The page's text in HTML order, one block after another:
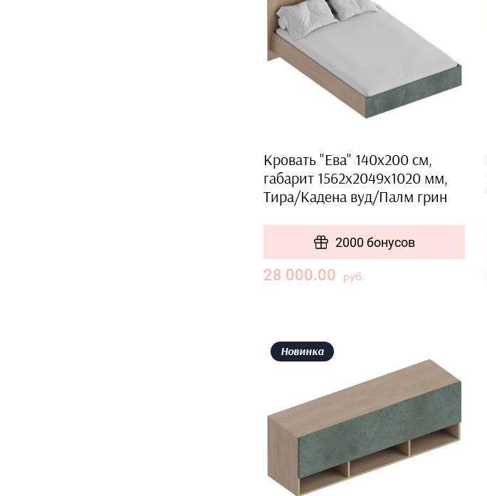
Кровать "Ева" 140х200 см,
габарит 1562х2049х1020 мм,
Тира/Кадена вуд/Палм грин
2000 бонусов
28 000.00 руб.
Новинка